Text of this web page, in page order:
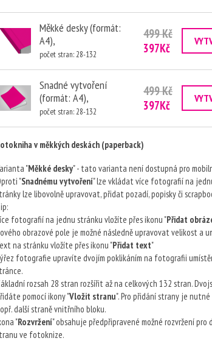
Měkké desky (formát:
A4),
počet stran: 28-132
499 Kč
397Kč
Snadné vytvoření
(formát: A4),
počet stran: 28-132
499 Kč
397Kč
v měkkých deskách (paperback)
"Měkké desky" - tato varianta není dostupná pro
"Snadnému vytvoření" lze vkládat více fotografií na
lze libovolně upravovat, přidat pozadí, popisky či
fotografií na jednu stránku vložíte přes ikonu "Přidat
obrazové pole je možné následně upravovat velikost a
na stránku vložíte přes ikonu "Přidat text"
fotografie upravíte dvojím poklikáním na fotografii
rozsah 28 stran rozšířit až na celkových 132 stran.
pomocí ikony "Vložit stranu". Pro přidání strany je
další straně vnitřního bloku.
"Rozvržení" obsahuje předpřipravené možné rozvržení pro
ve fotoknize.